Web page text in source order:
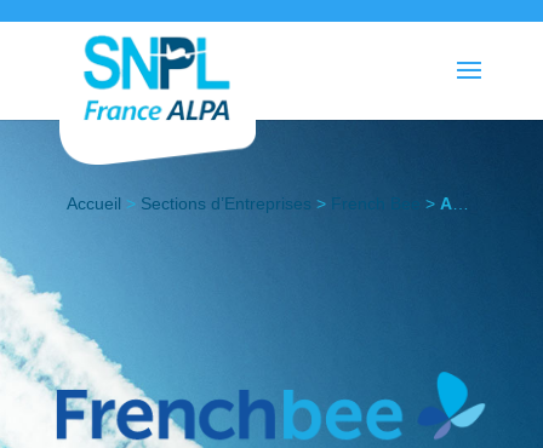
Accueil > Sections d’Entreprises > French Bee > Actualités